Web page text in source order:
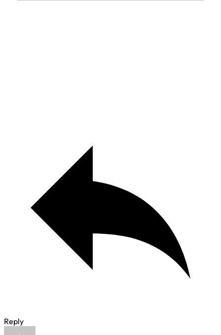
Reply